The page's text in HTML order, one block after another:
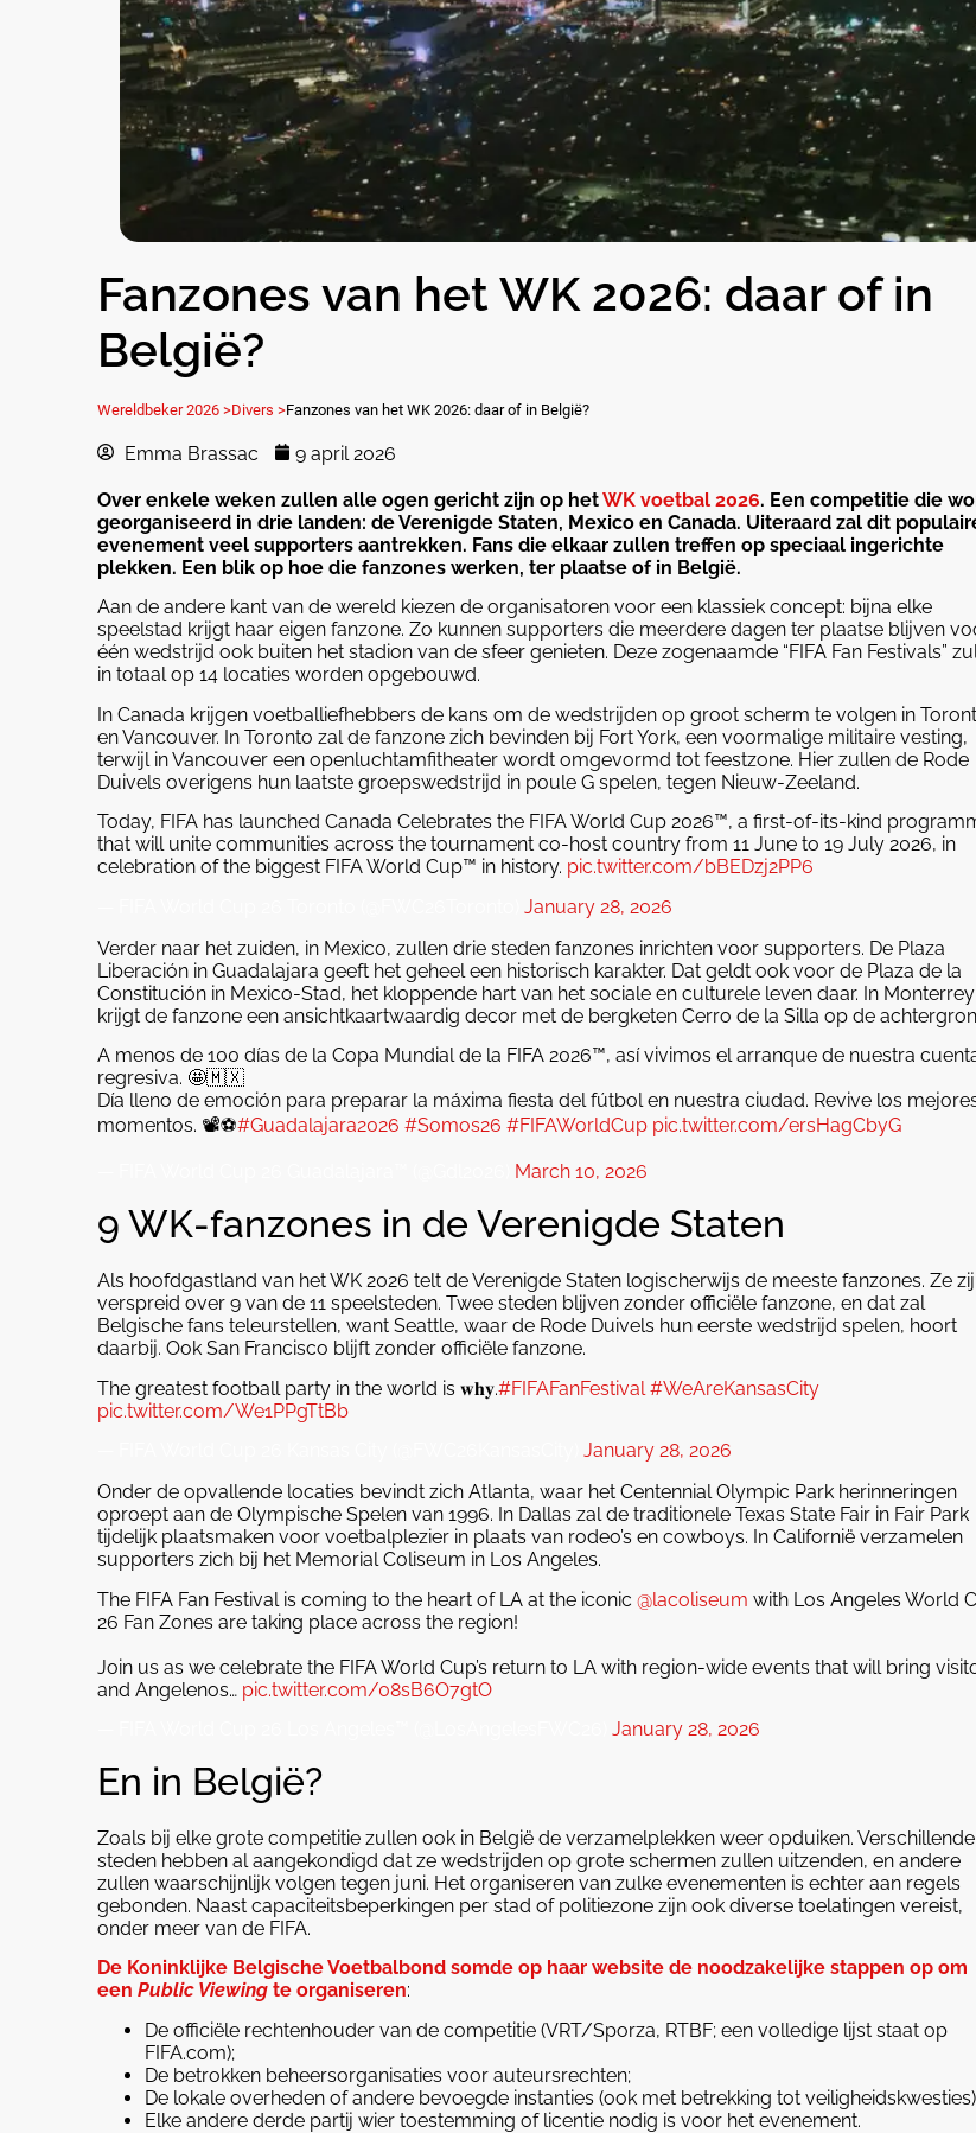
Fanzones van het WK 2026: daar of in
België?
Wereldbeker 2026 >Divers >Fanzones van het WK 2026: daar of in België?
Emma Brassac 9 april 2026
Over enkele weken zullen alle ogen gericht zijn op hetWK voetbal 2026. Een competitie die
georganiseerd in drie landen: de Verenigde Staten, Mexico en Canada. Uiteraard zal dit
evenement veel supporters aantrekken. Fans die elkaar zullen treffen op speciaal ingerichte
plekken. Een blik op hoe die fanzones werken, ter plaatse of in België.
Aan de andere kant van de wereld kiezen de organisatoren voor een klassiek concept: bijna elke
speelstad krijgt haar eigen fanzone. Zo kunnen supporters die meerdere dagen ter plaatse blijven
één wedstrijd ook buiten het stadion van de sfeer genieten. Deze zogenaamde “FIFA Fan Festivals”
in totaal op 14 locaties worden opgebouwd.
In Canada krijgen voetballiefhebbers de kans om de wedstrijden op groot scherm te volgen in
en Vancouver. In Toronto zal de fanzone zich bevinden bij Fort York, een voormalige militaire vesting,
terwijl in Vancouver een openluchtamfitheater wordt omgevormd tot feestzone. Hier zullen de Rode
Duivels overigens hun laatste groepswedstrijd in poule G spelen, tegen Nieuw-Zeeland.
Today, FIFA has launched Canada Celebrates the FIFA World Cup 2026™, a first-of-its-kind
that will unite communities across the tournament co-host country from 11 June to 19 July 2026, in
celebration of the biggest FIFA World Cup™ in history. pic.twitter.com/bBEDzj2PP6
January 28, 2026
Verder naar het zuiden, in Mexico, zullen drie steden fanzones inrichten voor supporters. De Plaza
Liberación in Guadalajara geeft het geheel een historisch karakter. Dat geldt ook voor de Plaza de la
Constitución in Mexico-Stad, het kloppende hart van het sociale en culturele leven daar. In Monterrey
krijgt de fanzone een ansichtkaartwaardig decor met de bergketen Cerro de la Silla op de
A menos de 100 días de la Copa Mundial de la FIFA 2026™, así vivimos el arranque de nuestra
regresiva. 🤩🇲🇽
Día lleno de emoción para preparar la máxima fiesta del fútbol en nuestra ciudad. Revive los
momentos. 📽️⚽️#Guadalajara2026 #Somos26 #FIFAWorldCup pic.twitter.com/ersHagCbyG
March 10, 2026
9 WK-fanzones in de Verenigde Staten
Als hoofdgastland van het WK 2026 telt de Verenigde Staten logischerwijs de meeste fanzones. Ze
verspreid over 9 van de 11 speelsteden. Twee steden blijven zonder officiële fanzone, en dat zal
Belgische fans teleurstellen, want Seattle, waar de Rode Duivels hun eerste wedstrijd spelen, hoort
daarbij. Ook San Francisco blijft zonder officiële fanzone.
The greatest football party in the world is 𝐰𝐡𝐲.#FIFAFanFestival #WeAreKansasCity
pic.twitter.com/We1PPgTtBb
January 28, 2026
Onder de opvallende locaties bevindt zich Atlanta, waar het Centennial Olympic Park herinneringen
oproept aan de Olympische Spelen van 1996. In Dallas zal de traditionele Texas State Fair in Fair Park
tijdelijk plaatsmaken voor voetbalplezier in plaats van rodeo’s en cowboys. In Californië verzamelen
supporters zich bij het Memorial Coliseum in Los Angeles.
The FIFA Fan Festival is coming to the heart of LA at the iconic @lacoliseum with Los Angeles World
26 Fan Zones are taking place across the region!
Join us as we celebrate the FIFA World Cup’s return to LA with region-wide events that will bring
and Angelenos… pic.twitter.com/08sB6O7gtO
January 28, 2026
En in België?
Zoals bij elke grote competitie zullen ook in België de verzamelplekken weer opduiken. Verschillende
steden hebben al aangekondigd dat ze wedstrijden op grote schermen zullen uitzenden, en andere
zullen waarschijnlijk volgen tegen juni. Het organiseren van zulke evenementen is echter aan regels
gebonden. Naast capaciteitsbeperkingen per stad of politiezone zijn ook diverse toelatingen vereist,
onder meer van de FIFA.
De Koninklijke Belgische Voetbalbond somde op haar website de noodzakelijke stappen op om
een Public Viewing te organiseren:
De officiële rechtenhouder van de competitie (VRT/Sporza, RTBF; een volledige lijst staat op
FIFA.com);
De betrokken beheersorganisaties voor auteursrechten;
De lokale overheden of andere bevoegde instanties (ook met betrekking tot
Elke andere derde partij wier toestemming of licentie nodig is voor het evenement.